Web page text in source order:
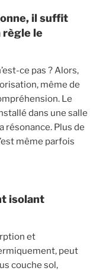
il suffit
règle le
ce pas ? Alors,
même de
Le
dans une salle
résonance. Plus de
même parfois
isolant
et
peut
couche sol,